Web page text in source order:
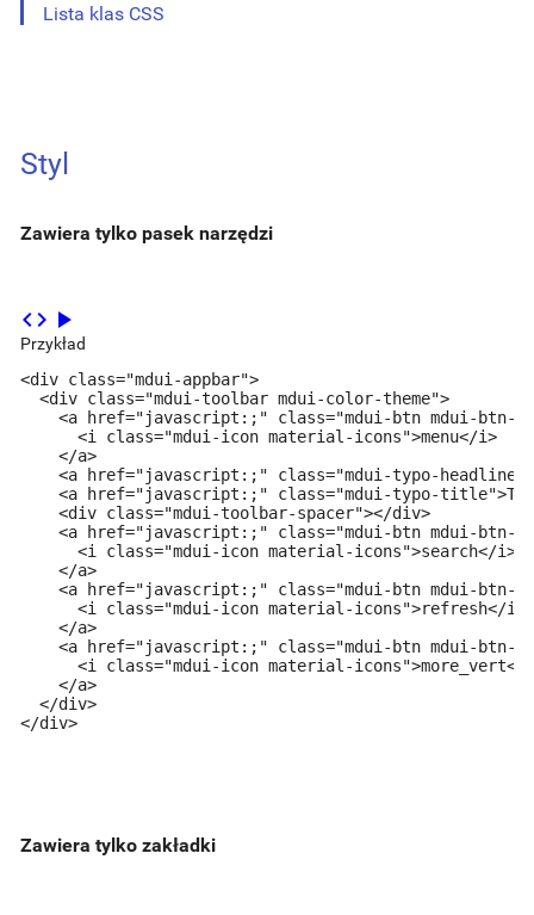
Lista klas CSS
Styl
Zawiera tylko pasek narzędzi
code play_arrow
Przykład
<div class="mdui-appbar">
  <div class="mdui-toolbar mdui-color-theme">
<a href="javascript:;" class="mdui-btn mdui-btn-
      <i class="mdui-icon material-icons">menu</i>
    </a>
<a href="javascript:;" class="mdui-typo-
<a href="javascript:;" class="mdui-typo-
    <div class="mdui-toolbar-spacer"></div>
<a href="javascript:;" class="mdui-btn mdui-btn-
      <i class="mdui-icon material-icons">search</i>
    </a>
<a href="javascript:;" class="mdui-btn mdui-btn-
      <i class="mdui-icon material-icons">refresh</i>
    </a>
<a href="javascript:;" class="mdui-btn mdui-btn-
<i class="mdui-icon material-icons">more_vert</
    </a>
  </div>
</div>
Zawiera tylko zakładki